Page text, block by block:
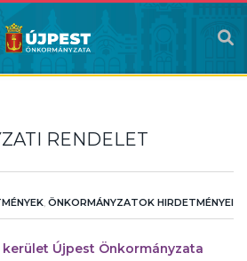
megnyitása
RENDELET
, ÖNKORMÁNYZATOK HIRDETMÉNYEI
kerület Újpest Önkormányzata